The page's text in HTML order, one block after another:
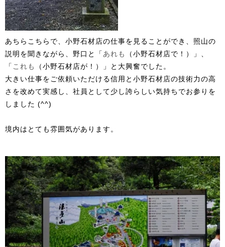
あちらこちらで、小野石材店の仕事を見ることができ、照山の
説明を聞きながら、野口と「 あれも
（小野石材店で！）」、
「 これも
（小野石材店が！）」と大興奮でした。
大きい仕事をご依頼いただける信用と小野石材店の技術力の高
さを改めて実感し、社員として少し誇らしい気持ちでお参りを
しました (^^)
境内はとても雰囲気があります。